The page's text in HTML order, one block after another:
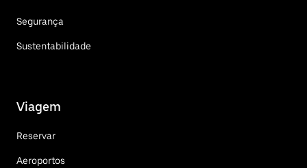
Segurança
Sustentabilidade
Viagem
Reservar
Aeroportos